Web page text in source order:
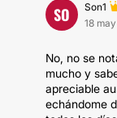
SO
Son1
18
No, no se
mucho y
apreciable
echándome